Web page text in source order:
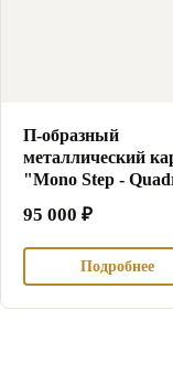
П-образный
металлический
"Mono Step -
95 000 ₽
Подробнее